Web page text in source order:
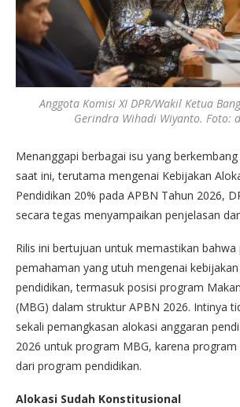
Anggota Komisi XI DPR/Wakil Ketua
Gerindra Wihadi Wiyanto. Foto:
Menanggapi berbagai isu yang
saat ini, terutama mengenai Kebijakan
Pendidikan 20% pada APBN Tahun 2026,
secara tegas menyampaikan penjelasan
Rilis ini bertujuan untuk memastikan
pemahaman yang utuh mengenai
pendidikan, termasuk posisi program
(MBG) dalam struktur APBN 2026. Intinya
sekali pemangkasan alokasi anggaran
2026 untuk program MBG, karena
dari program pendidikan.
Alokasi Sudah Konstitusional